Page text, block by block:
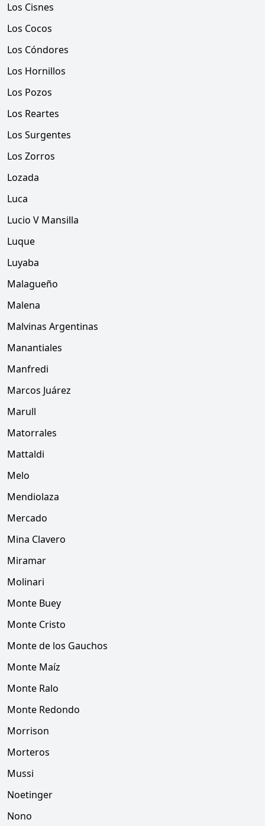
Los Cisnes
Los Cocos
Los Cóndores
Los Hornillos
Los Pozos
Los Reartes
Los Surgentes
Los Zorros
Lozada
Luca
Lucio V Mansilla
Luque
Luyaba
Malagueño
Malena
Malvinas Argentinas
Manantiales
Manfredi
Marcos Juárez
Marull
Matorrales
Mattaldi
Melo
Mendiolaza
Mercado
Mina Clavero
Miramar
Molinari
Monte Buey
Monte Cristo
Monte de los Gauchos
Monte Maíz
Monte Ralo
Monte Redondo
Morrison
Morteros
Mussi
Noetinger
Nono